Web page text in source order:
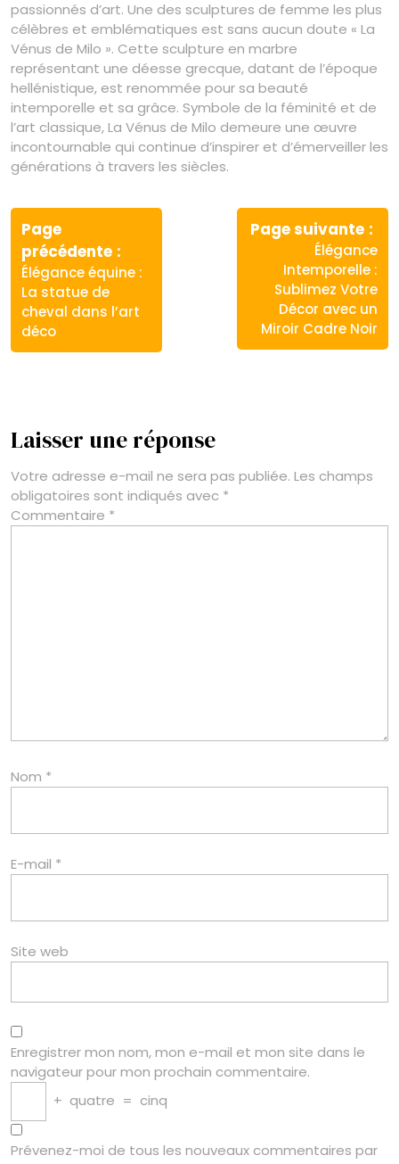
passionnés d’art. Une des sculptures de femme les plus
célèbres et emblématiques est sans aucun doute « La
Vénus de Milo ». Cette sculpture en marbre
représentant une déesse grecque, datant de l’époque
hellénistique, est renommée pour sa beauté
intemporelle et sa grâce. Symbole de la féminité et de
l’art classique, La Vénus de Milo demeure une œuvre
incontournable qui continue d’inspirer et d’émerveiller les
générations à travers les siècles.
Navigation
de
l’article
Page
précédente
précédent
Élégance équine :
La statue de
cheval dans l’art
déco
Page suivante
Article
suivant
:
Élégance
Intemporelle :
Sublimez Votre
Décor avec un
Miroir Cadre Noir
Laisser une réponse
Votre adresse e-mail ne sera pas publiée. Les champs
obligatoires sont indiqués avec *
Commentaire *
Nom *
E-mail *
Site web
Enregistrer mon nom, mon e-mail et mon site dans le
navigateur pour mon prochain commentaire.
+ quatre = cinq
Prévenez-moi de tous les nouveaux commentaires par